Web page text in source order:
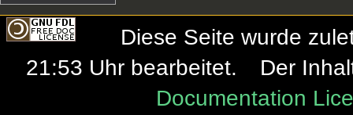
Diese Seite wurde
21:53 Uhr bearbeitet.
Der
Documentation